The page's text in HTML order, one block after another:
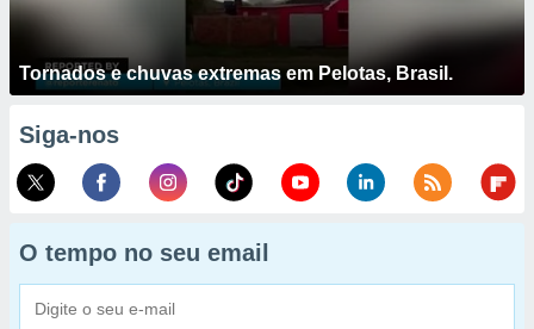
Tornados e chuvas extremas em Pelotas, Brasil.
Siga-nos
O tempo no seu email